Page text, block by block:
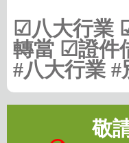
☑八大行業
轉當 ☑證件
#八大行業
敬